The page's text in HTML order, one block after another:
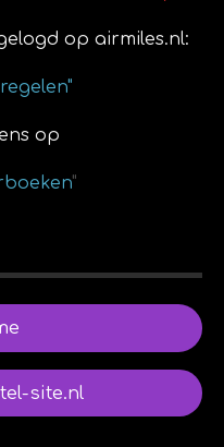
op airmiles.nl:
op
"
site.nl